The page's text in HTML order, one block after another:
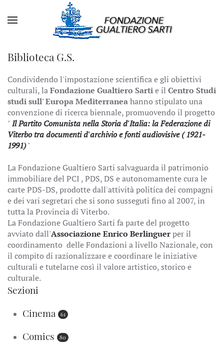
Biblioteca G.S.
Condividendo l'impostazione scientifica e gli obiettivi
culturali, laFondazione Gualtiero Sartie il Centro Studi
studi sull' Europa Mediterraneahanno stipulato una
convenzione di ricerca biennale, promuovendo il progetto
"Il Partito Comunista nella Storia d'Italia: la Federazione di
Viterbo tra documenti d'archivio e fonti audiovisive ( 1921-
1991)"
La Fondazione Gualtiero Sarti salvaguarda il patrimonio
immobiliare del PCI , PDS, DS e autonomamente cura le
carte PDS-DS, prodotte dall'attività politica dei compagni
e dei vari segretari che si sono susseguti fino al 2007, in
tutta la Provincia di Viterbo.
La Fondazione Gualtiero Sarti fa parte del progetto
avviato dall'Associazione Enrico Berlinguerper il
coordinamento delle Fondazioni a livello Nazionale, con
il compito di razionalizzare e coordinare le iniziative
culturali e tutelarne così il valore artistico, storico e
culturale.
Sezioni
Cinema
61
Comics 80